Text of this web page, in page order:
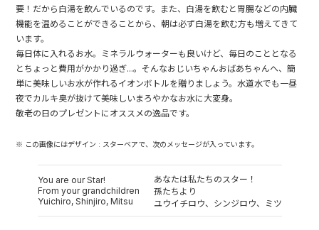
要！だから白湯を飲んでいるのです。また、白湯を飲むと胃腸などの内臓
機能を温めることができることから、朝は必ず白湯を飲む方も増えてきて
います。
毎日体に入れるお水。ミネラルウォーターも良いけど、毎日のこととなる
とちょっと費用がかかり過ぎ...。そんなおじいちゃんおばあちゃんへ、簡
単に美味しいお水が作れるイオンボトルを贈りましょう。水道水でも一昼
夜でカルキ臭が抜けて美味しいまろやかなお水に大変身。
敬老の日のプレゼントにオススメの逸品です。
※ この画像にはデザイン : スターベアで、次のメッセージが入っています。
You are our Star!
From your grandchildren
Yuichiro, Shinjiro, Mitsu
あなたは私たちのスター！
孫たちより
ユウイチロウ、シンジロウ、ミツ